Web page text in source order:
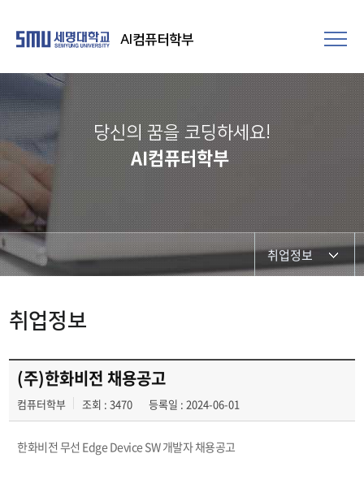
AI컴퓨터학부
당신의 꿈을 코딩하세요!
AI컴퓨터학부
취업정보
취업정보
(주)한화비전 채용공고
컴퓨터학부 조회 : 3470 등록일 : 2024-06-01
한화비전 무선 Edge Device SW 개발자 채용공고